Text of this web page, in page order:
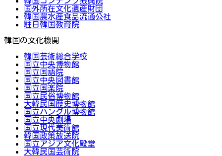
国外所在文化遺産財団
韓国農水産食品流通公社
駐日韓国教育院
韓国の文化機関
韓国芸術総合学校
国立中央博物館
国立国語院
国立中央図書館
国立国楽院
国立民俗博物館
大韓民国歴史博物館
国立ハングル博物館
国立中央劇場
国立現代美術館
韓国政策放送院
国立アジア文化殿堂
大韓民国芸術院